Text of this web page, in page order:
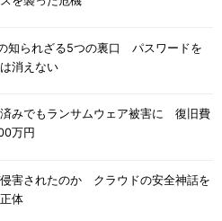
知られざる5つの裏口 パスワードを
消えない
みでもランサムウェア被害に 復旧費
万円
害されたのか クラウドの安全神話を
体